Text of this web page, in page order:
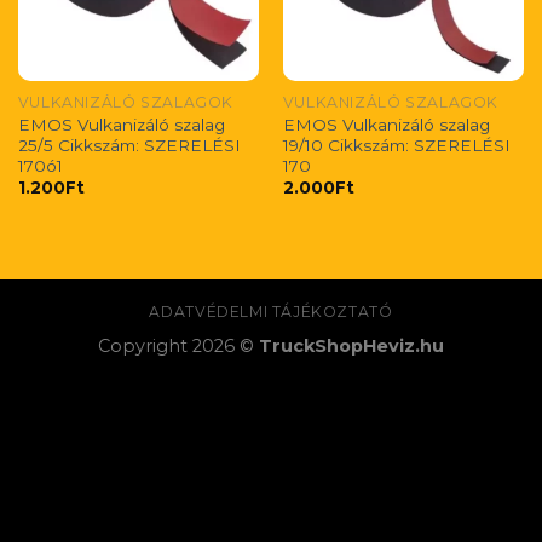
VULKANIZÁLÓ SZALAGOK
EMOS Vulkanizáló szalag
25/5 Cikkszám: SZERELÉSI
170ó1
1.200Ft
VULKANIZÁLÓ SZALAGOK
EMOS Vulkanizáló szalag
19/10 Cikkszám: SZERELÉSI
170
2.000Ft
ADATVÉDELMI TÁJÉKOZTATÓ
Copyright 2026 © TruckShopHeviz.hu